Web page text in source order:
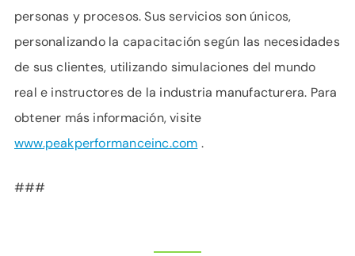
personas y procesos. Sus servicios son únicos,
personalizando la capacitación según las necesidades
de sus clientes, utilizando simulaciones del mundo
real e instructores de la industria manufacturera. Para
obtener más información, visite
www.peakperformanceinc.com .
###